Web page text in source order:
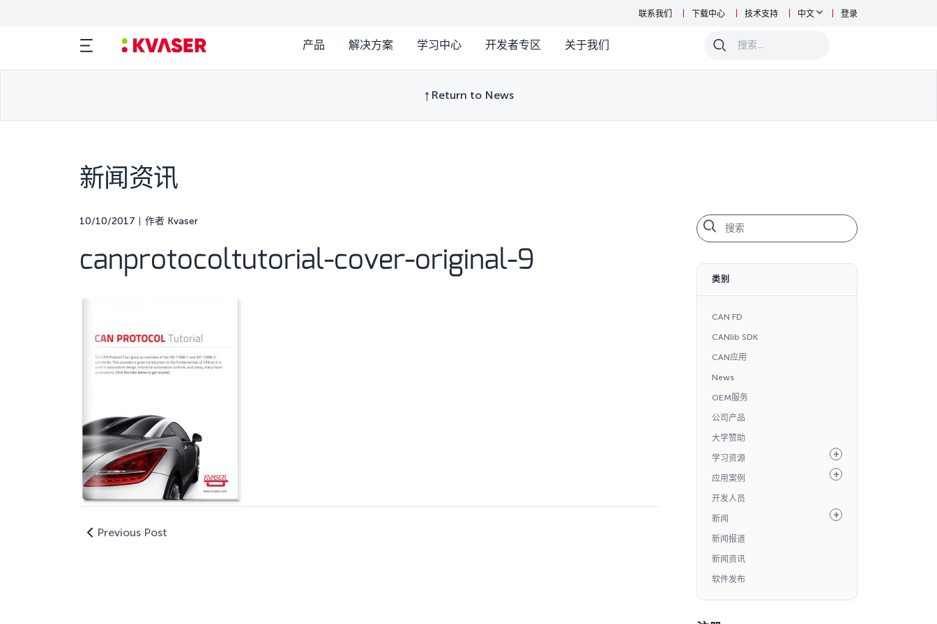
联系我们 下载中心 技术支持 中文 登录
产品 解决方案 学习中心 开发者专区 关于我们 0
Return to News
新闻资讯
10/10/2017 作者 Kvaser
canprotocoltutorial-cover-original-9
Previous Post
类别
CAN FD
CANlib SDK
CAN应用
News
OEM服务
公司产品
大学赞助
学习资源
应用案例
开发人员
新闻
新闻报道
新闻资讯
软件发布